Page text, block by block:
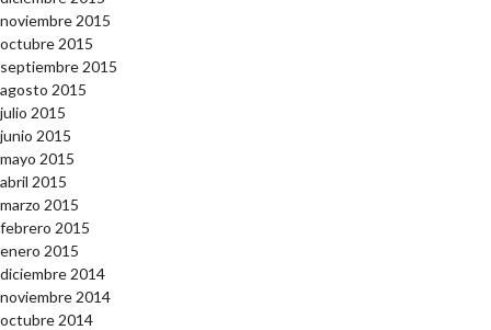
noviembre 2015
octubre 2015
septiembre 2015
agosto 2015
julio 2015
junio 2015
mayo 2015
abril 2015
marzo 2015
febrero 2015
enero 2015
diciembre 2014
noviembre 2014
octubre 2014